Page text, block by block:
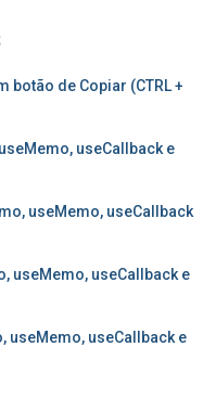
botão de Copiar (CTRL +
useCallback e
useMemo, useCallback
useMemo, useCallback e
useMemo, useCallback e